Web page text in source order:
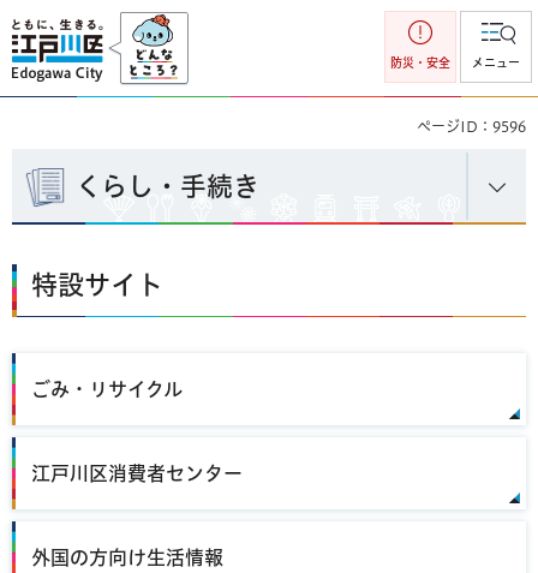
江戸川区
防災・安全 メニュー
ページID：9596
くらし・手続き
特設サイト
ごみ・リサイクル
江戸川区消費者センター
外国の方向け生活情報